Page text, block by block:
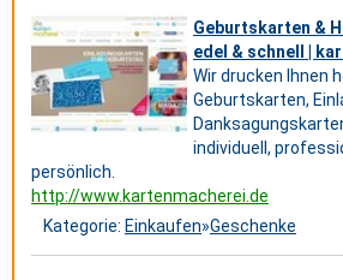
Geburtskarten &
edel & schnell |
Wir drucken Ihnen
Geburtskarten,
individuell,
persönlich.
http://www.kartenmacherei.de
Kategorie: Einkaufen»Geschenke